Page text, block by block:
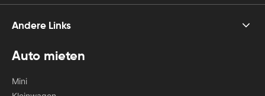
Andere Links
Auto mieten
Mini